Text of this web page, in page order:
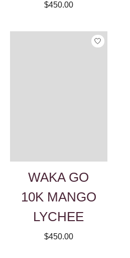
$450.00
WAKA GO
10K MANGO
LYCHEE
$450.00